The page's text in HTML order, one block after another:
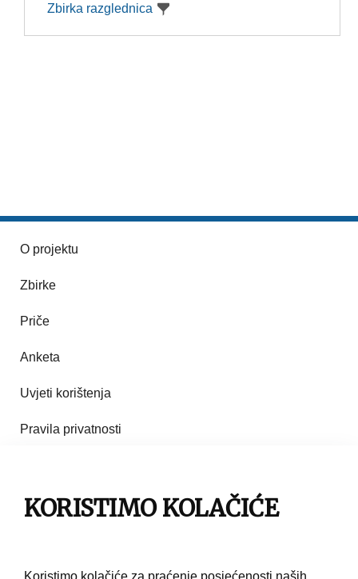
Zbirka razglednica
O projektu
Zbirke
Priče
Anketa
Uvjeti korištenja
Pravila privatnosti
Pravila korištenja
KORISTIMO KOLAČIĆE
Koristimo kolačiće za praćenje posjećenosti naših